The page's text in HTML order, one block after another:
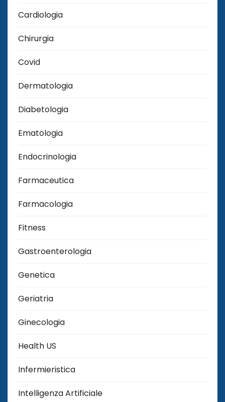
Cardiologia
Chirurgia
Covid
Dermatologia
Diabetologia
Ematologia
Endocrinologia
Farmaceutica
Farmacologia
Fitness
Gastroenterologia
Genetica
Geriatria
Ginecologia
Health US
Infermieristica
Intelligenza Artificiale